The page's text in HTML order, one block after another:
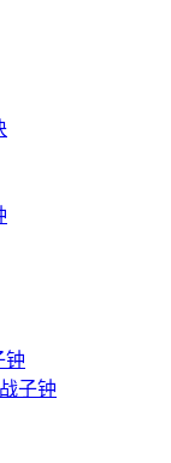
钟
子钟